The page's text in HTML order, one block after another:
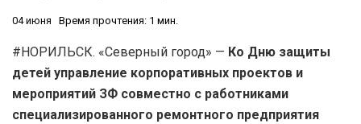
04 июня Время прочтения: 1 мин.
#НОРИЛЬСК. «Северный город» — Ко Дню защиты
детей управление корпоративных проектов и
мероприятий ЗФ совместно с работниками
специализированного ремонтного предприятия